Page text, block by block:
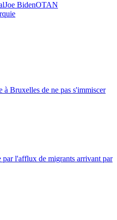
Joe BidenOTAN
Bruxelles de ne pas s'immiscer
par l'afflux de migrants arrivant par